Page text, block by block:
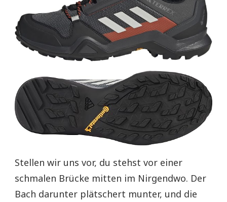
Stellen wir uns vor, du stehst vor einer
schmalen Brücke mitten im Nirgendwo. Der
Bach darunter plätschert munter, und die